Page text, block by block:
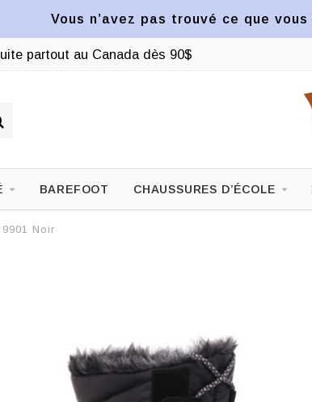
Vous n’avez pas trouvé ce que
partout au Canada dès 90$
BAREFOOT CHAUSSURES D’ÉCOLE
Noir